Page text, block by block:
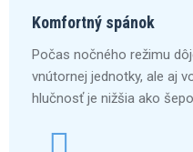
Komfortný spánok
Počas nočného režimu
vnútornej jednotky, ale aj
hlučnosť je nižšia ako